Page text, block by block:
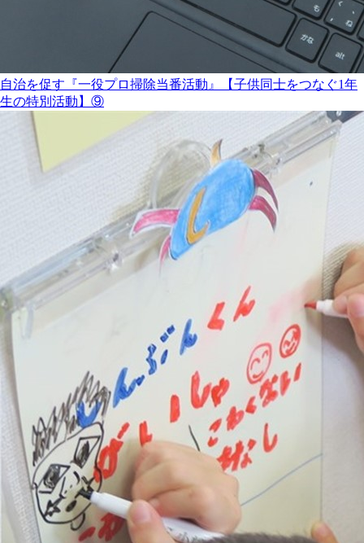
自治を促す『一役プロ掃除当番活動』【子供同士をつなぐ1年
生の特別活動】⑨